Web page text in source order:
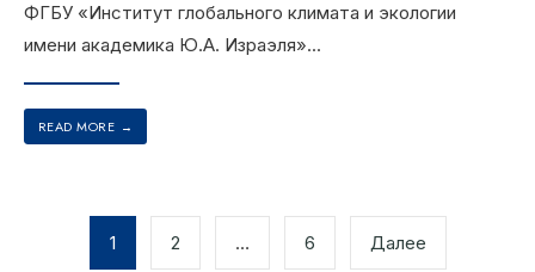
ФГБУ «Институт глобального климата и экологии
имени академика Ю.А. Израэля»...
READ MORE →
1 2 … 6 Далее